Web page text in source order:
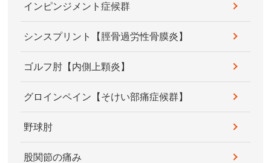
インピンジメント症候群
シンスプリント【脛骨過労性骨膜炎】
ゴルフ肘【内側上顆炎】
グロインペイン【そけい部痛症候群】
野球肘
股関節の痛み